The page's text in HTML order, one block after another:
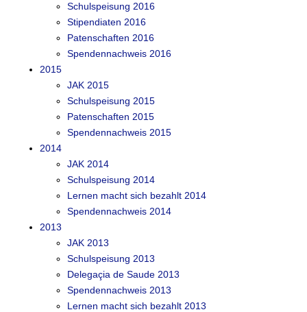
Schulspeisung 2016
Stipendiaten 2016
Patenschaften 2016
Spendennachweis 2016
2015
JAK 2015
Schulspeisung 2015
Patenschaften 2015
Spendennachweis 2015
2014
JAK 2014
Schulspeisung 2014
Lernen macht sich bezahlt 2014
Spendennachweis 2014
2013
JAK 2013
Schulspeisung 2013
Delegaçia de Saude 2013
Spendennachweis 2013
Lernen macht sich bezahlt 2013